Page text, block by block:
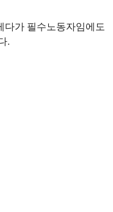
다가 필수노동자임에도
.